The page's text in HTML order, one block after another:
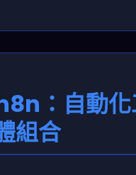
：自動化
組合